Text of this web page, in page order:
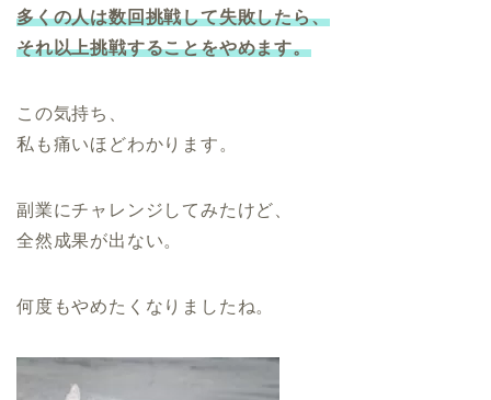
多くの人は数回挑戦して失敗したら、
それ以上挑戦することをやめます。
この気持ち、
私も痛いほどわかります。
副業にチャレンジしてみたけど、
全然成果が出ない。
何度もやめたくなりましたね。